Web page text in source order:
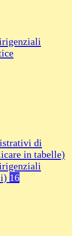
di
in tabelle)
16